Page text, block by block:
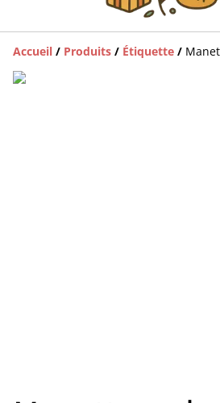
Accueil / Produits / Étiquette /